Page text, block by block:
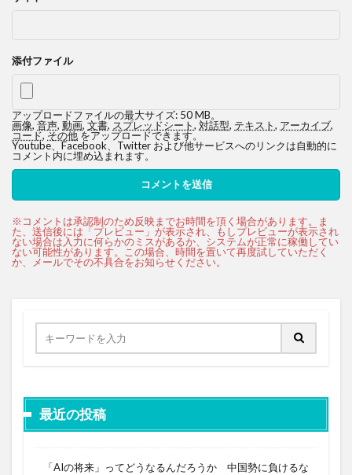
添付ファイル
アップロードファイルの最大サイズ: 50 MB。
画像, 音声, 動画, 文書, スプレッドシート, 対話型, テキスト, アーカイブ,
コード,その他をアップロードできます。
Youtube、Facebook、Twitter および他サービスへのリンクは自動的に
コメント内に埋め込まれます。
最近の投稿
「AIの将来」ってどうなるんだろうか 中国勢に負けるな